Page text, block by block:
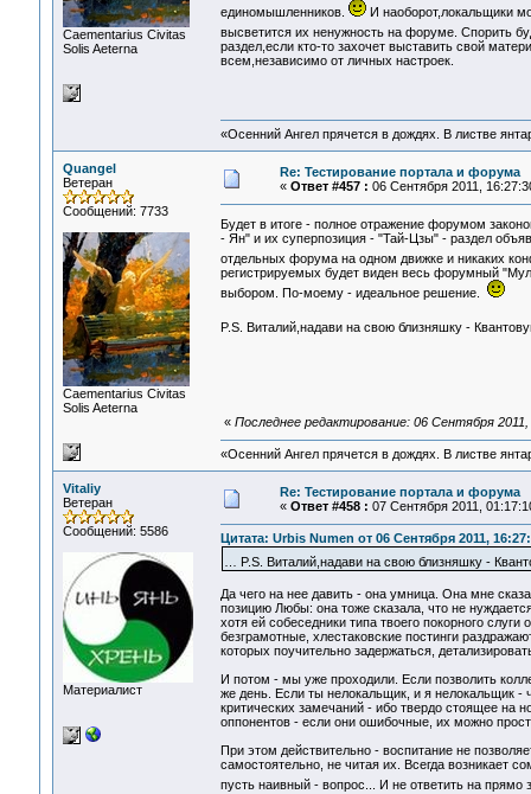
Сaementarius Civitas
Solis Aeterna
единомышленников.
И наоборот,локальщики
высветится их ненужность на форуме. Спорить
раздел,если кто-то захочет выставить свой
всем,независимо от личных настроек.
«Осенний Ангел прячется в дождях. В листве
Quangel
Ветеран
Сообщений: 7733
Сaementarius Civitas
Solis Aeterna
Re: Тестирование портала и форума
« Ответ #457 : 06 Сентября 2011,
Будет в итоге - полное отражение форумом
- Ян" и их суперпозиция - "Тай-Цзы" - раздел
отдельных форума на одном движке и никаких
регистрируемых будет виден весь форумный
выбором. По-моему - идеальное решение.
P.S. Виталий,надави на свою близняшку -
« Последнее редактирование: 06 Сентября
«Осенний Ангел прячется в дождях. В листве
Vitaliy
Ветеран
Сообщений: 5586
Материалист
Re: Тестирование портала и форума
« Ответ #458 : 07 Сентября 2011,
Цитата: Urbis Numen от 06 Сентября 2011,
… P.S. Виталий,надави на свою близняшку -
Да чего на нее давить - она умница. Она мне
позицию Любы: она тоже сказала, что не
хотя ей собеседники типа твоего покорного
безграмотные, хлестаковские постинги
которых поучительно задержаться,
И потом - мы уже проходили. Если позволить
же день. Если ты нелокальщик, и я нелокальщик -
критических замечаний - ибо твердо стоящее на
оппонентов - если они ошибочные, их можно
При этом действительно - воспитание не
самостоятельно, не читая их. Всегда возникает
пусть наивный - вопрос... И не ответить на прямо